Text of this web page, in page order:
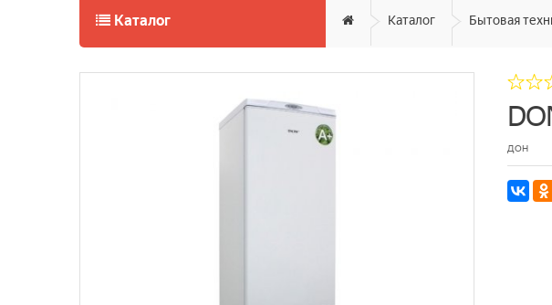
Каталог Каталог Бытовая
ДОН